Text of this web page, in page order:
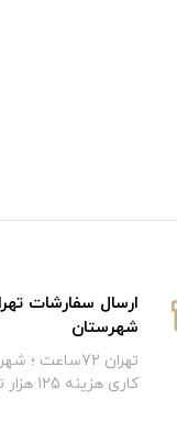
ارسال سفارشات
شهرستان
کاری هزینه 125 هزار تومان